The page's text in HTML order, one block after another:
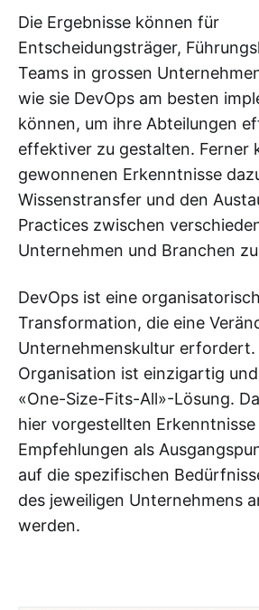
Die Ergebnisse können für
Entscheidungsträger,
Teams in grossen
wie sie DevOps am besten
können, um ihre Abteilungen
effektiver zu gestalten. Ferner
gewonnenen Erkenntnisse
Wissenstransfer und den
Practices zwischen
Unternehmen und Branchen
DevOps ist eine
Transformation, die eine
Unternehmenskultur erfordert.
Organisation ist einzigartig
«One-Size-Fits-All»-Lösung.
hier vorgestellten Erkenntnisse
Empfehlungen als
auf die spezifischen
des jeweiligen Unternehmens
werden.